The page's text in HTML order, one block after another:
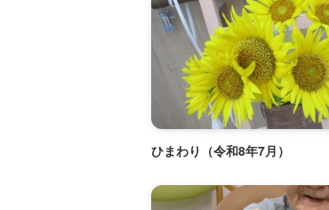
ひまわり（令和8年7月）